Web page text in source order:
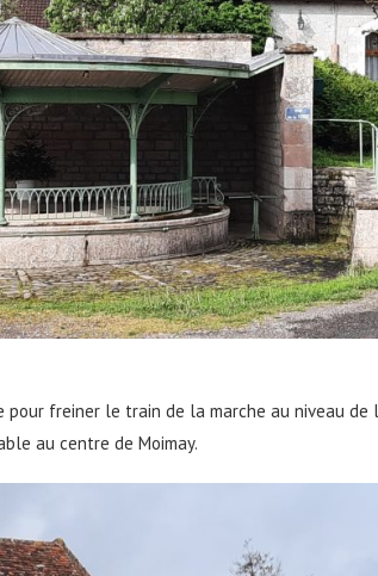
freiner le train de la marche au niveau de
au centre de Moimay.